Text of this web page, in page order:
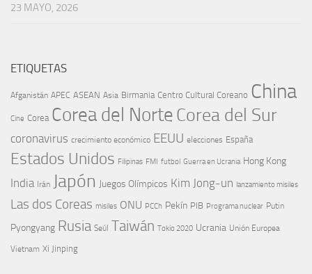
23 MAYO, 2026
ETIQUETAS
Afganistán APEC ASEAN Asia Birmania Centro Cultural Coreano China
Cine Corea Corea del NorteCorea del Sur
coronavirus crecimiento económico EEUU elecciones España
Estados Unidos Filipinas FMI futbol Guerra en Ucrania Hong Kong
India Irán Japón Juegos Olímpicos Kim Jong-un lanzamiento misiles
Las dos Coreas misiles ONU PCCh Pekín PIB Programa nuclear Putin
Pyongyang Rusia Seúl Taiwán Tokio 2020 Ucrania Unión Europea
Vietnam Xi Jinping